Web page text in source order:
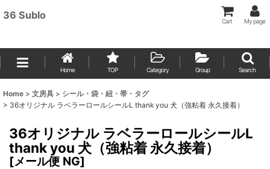
36 Sublo
Cart My page
Home TOP Category Group Search
Home > 文房具 > シール・袋・紐・帯・タグ
> 36オリジナル ラベラーロールシールL thank you 犬（強粘着 永久接着）
36オリジナル ラベラーロールシールL
thank you 犬（強粘着 永久接着）
[メール便 NG]